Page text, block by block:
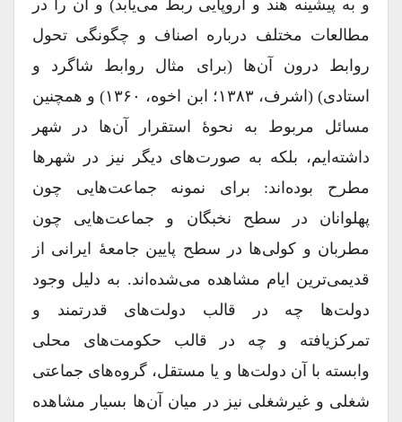
و به پیشینه هند و اروپایی ربط می‌یابد) و آن را در
مطالعات مختلف درباره اصناف و چگونگی تحول
روابط درون آن‌ها (برای مثال روابط شاگرد و
استادی) (اشرف، ۱۳۸۳؛ ابن اخوه، ۱۳۶۰) و همچنین
مسائل مربوط به نحوۀ استقرار آن‌ها در شهر
داشته‌ایم، بلکه به صورت‌های دیگر نیز در شهر‌ها
مطرح بوده‌اند: برای نمونه جماعت‌هایی چون
پهلوانان در سطح نخبگان و جماعت‌هایی چون
مطربان و کولی‌ها در سطح پایین جامعۀ ایرانی از
قدیمی‌ترین ایام مشاهده می‌شده‌اند. به دلیل وجود
دولت‌ها چه در قالب دولت‌های قدرتمند و
تمرکز‌یافته و چه در قالب حکومت‌های محلی
وابسته با آن دولت‌ها و یا مستقل، گروه‌های جماعتی
شغلی و غیر‌شغلی نیز در میان آن‌ها بسیار مشاهده